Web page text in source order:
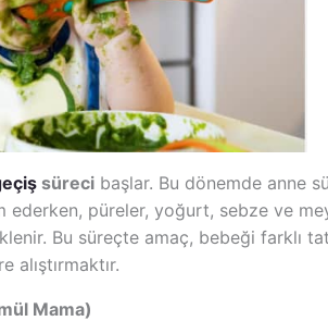
sürecibaşlar. Bu dönemde anne
püreler, yoğurt, sebze ve
Bu süreçte amaç, bebeği farklı
alıştırmaktır.
Mama)